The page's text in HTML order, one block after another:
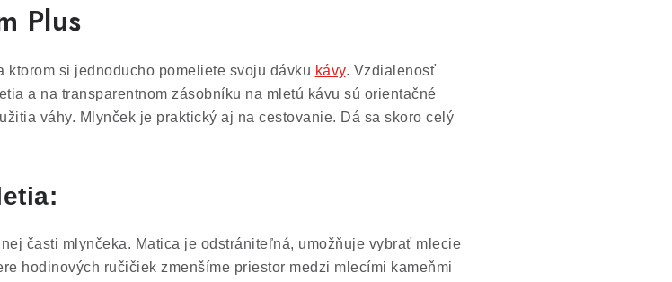
Plus
ktorom si jednoducho pomeliete svoju dávku kávy. Vzdialenosť
a na transparentnom zásobníku na mletú kávu sú orientačné
váhy. Mlynček je praktický aj na cestovanie. Dá sa skoro celý
časti mlynčeka. Matica je odstrániteľná, umožňuje vybrať mlecie
hodinových ručičiek zmenšíme priestor medzi mlecími kameňmi